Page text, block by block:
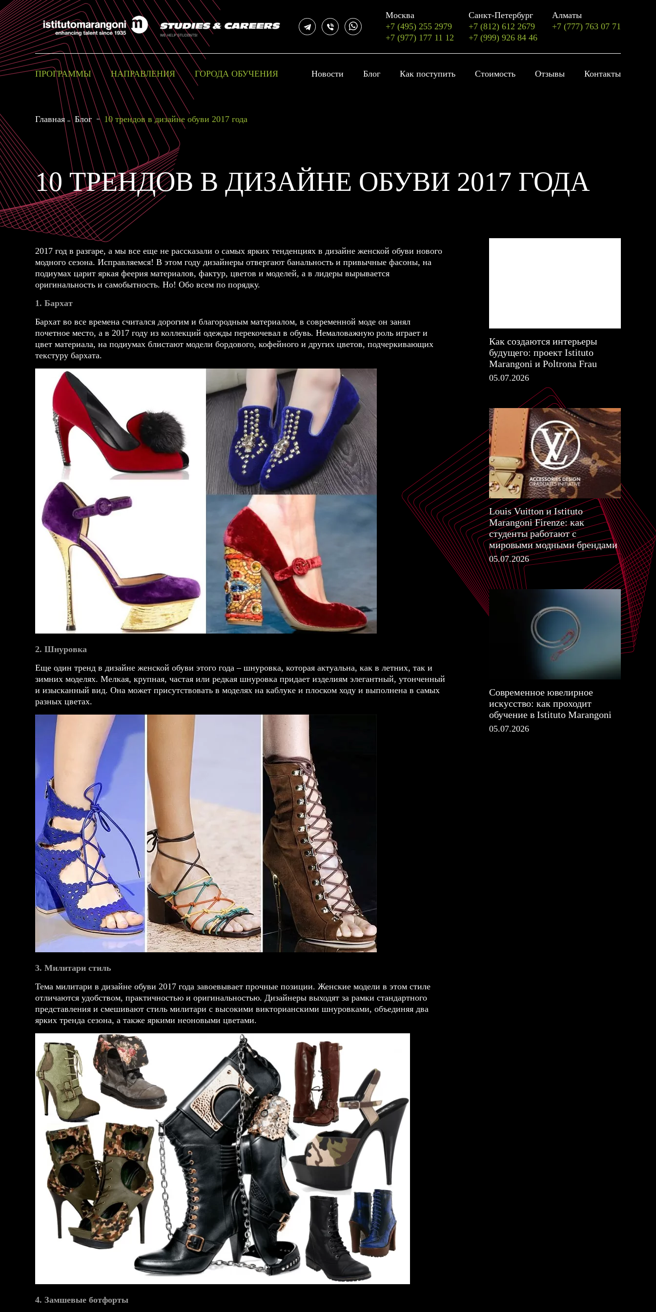
Москва
+7 (495) 255 2979
+7 (977) 177 11 12
Санкт-Петербург
+7 (812) 612 2679
+7 (999) 926 84 46
Алматы
+7 (777) 763 07 71
ПРОГРАММЫ НАПРАВЛЕНИЯ ГОРОДА ОБУЧЕНИЯ Новости Блог Как поступить Стоимость Отзывы Контакты
Главная Блог 10 трендов в дизайне обуви 2017 года
10 ТРЕНДОВ В ДИЗАЙНЕ ОБУВИ 2017 ГОДА
2017 год в разгаре, а мы все еще не рассказали о самых ярких тенденциях в дизайне женской обуви нового
модного сезона. Исправляемся! В этом году дизайнеры отвергают банальность и привычные фасоны, на
подиумах царит яркая феерия материалов, фактур, цветов и моделей, а в лидеры вырывается
оригинальность и самобытность. Но! Обо всем по порядку.
1. Бархат
Бархат во все времена считался дорогим и благородным материалом, в современной моде он занял
почетное место, а в 2017 году из коллекций одежды перекочевал в обувь. Немаловажную роль играет и
цвет материала, на подиумах блистают модели бордового, кофейного и других цветов, подчеркивающих
текстуру бархата.
2. Шнуровка
Еще один тренд в дизайне женской обуви этого года – шнуровка, которая актуальна, как в летних, так и
зимних моделях. Мелкая, крупная, частая или редкая шнуровка придает изделиям элегантный, утонченный
и изысканный вид. Она может присутствовать в моделях на каблуке и плоском ходу и выполнена в самых
разных цветах.
3. Милитари стиль
Тема милитари в дизайне обуви 2017 года завоевывает прочные позиции. Женские модели в этом стиле
отличаются удобством, практичностью и оригинальностью. Дизайнеры выходят за рамки стандартного
представления и смешивают стиль милитари с высокими викторианскими шнуровками, объединяя два
ярких тренда сезона, а также яркими неоновыми цветами.
4. Замшевые ботфорты
Как создаются интерьеры
будущего: проект Istituto
Marangoni и Poltrona Frau
05.07.2026
Louis Vuitton и Istituto
Marangoni Firenze: как
студенты работают с
мировыми модными брендами
05.07.2026
Современное ювелирное
искусство: как проходит
обучение в Istituto Marangoni
05.07.2026